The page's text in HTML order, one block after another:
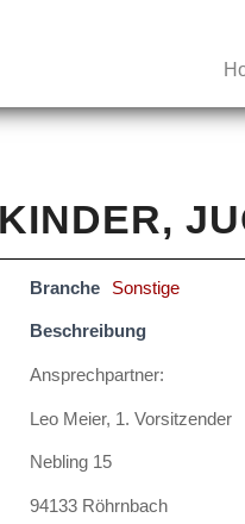
Branche Sonstige
Beschreibung
Ansprechpartner:
Leo Meier, 1. Vorsitzender
Nebling 15
94133 Röhrnbach